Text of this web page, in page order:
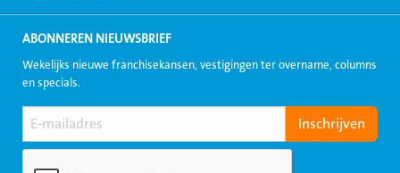
ABONNEREN NIEUWSBRIEF
Wekelijks nieuwe franchisekansen, vestigingen ter overname, columns
en specials.